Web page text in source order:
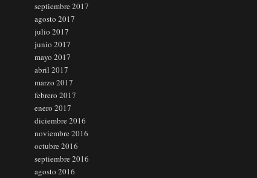
septiembre 2017
agosto 2017
julio 2017
junio 2017
mayo 2017
abril 2017
marzo 2017
febrero 2017
enero 2017
diciembre 2016
noviembre 2016
octubre 2016
septiembre 2016
agosto 2016